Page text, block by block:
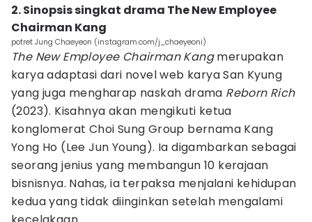
2. Sinopsis singkat drama The New Employee
Chairman Kang
potret Jung Chaeyeon (instagram.com/j_chaeyeoni)
The New Employee Chairman Kangmerupakan
karya adaptasi dari novel web karya San Kyung
yang juga mengharap naskah drama Reborn Rich
(2023). Kisahnya akan mengikuti ketua
konglomerat Choi Sung Group bernama Kang
Yong Ho (Lee Jun Young). Ia digambarkan sebagai
seorang jenius yang membangun 10 kerajaan
bisnisnya. Nahas, ia terpaksa menjalani kehidupan
kedua yang tidak diinginkan setelah mengalami